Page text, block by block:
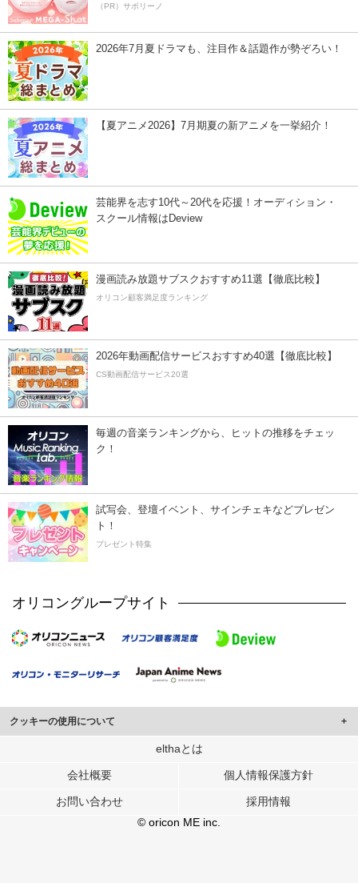
（PR）サボリーノ
2026年7月夏ドラマも、注目作＆話題作が勢ぞろい！
【夏アニメ2026】7月期夏の新アニメを一挙紹介！
芸能界を志す10代～20代を応援！オーディション・
スクール情報はDeview
漫画読み放題サブスクおすすめ11選【徹底比較】
オリコン顧客満足度ランキング
2026年動画配信サービスおすすめ40選【徹底比較】
CS動画配信サービス20選
毎週の音楽ランキングから、ヒットの推移をチェッ
ク！
試写会、登壇イベント、サインチェキなどプレゼン
ト！
プレゼント特集
オリコングループサイト
クッキーの使用について
このサイトでは Cookie を使用して、ユーザーに合わせたコンテンツや広告の
行っています。
メディアや広告配信、データ解析の各パートナーに提供しています。
各パートナーは、この情報とユーザーが各パートナーに提供した他の情報や、
ユーザーが各パートナーのサービスを使用したときに収集した他の情報を組み
elthaとは
会社概要 個人情報保護方針
お問い合わせ
採用情報
© oricon ME inc.